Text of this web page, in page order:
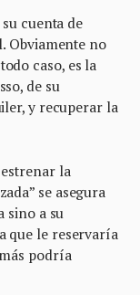
cuenta de
Obviamente no
caso, es la
de su
y recuperar la
la
se asegura
sino a su
que le reservaría
podría